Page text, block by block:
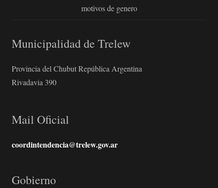
motivos de genero
Municipalidad de Trelew
Provincia del Chubut República Argentina
Rivadavia 390
Mail Oficial
coordintendencia@trelew.gov.ar
Gobierno